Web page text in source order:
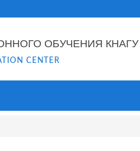
ОБУЧЕНИЯ КНАГУ
CENTER